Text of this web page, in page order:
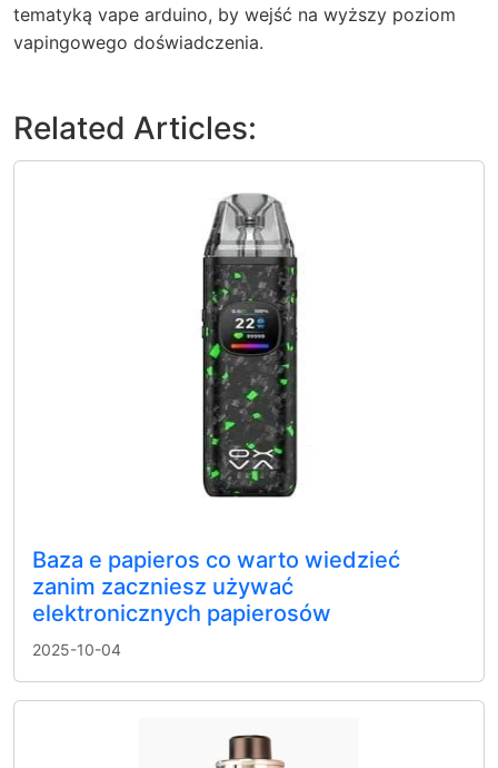
tematyką vape arduino, by wejść na wyższy poziom
vapingowego doświadczenia.
Related Articles:
Baza e papieros co warto wiedzieć
zanim zaczniesz używać
elektronicznych papierosów
2025-10-04